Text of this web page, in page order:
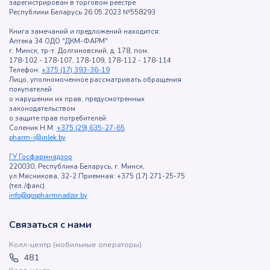
зарегистрирован в торговом реестре
Республики Беларусь 26.05.2023 №558293
Книга замечаний и предложений находится:
Аптека 34 ОДО "ДКМ-ФАРМ"
г. Минск, тр-т. Долгиновский, д. 178, пом.
178-102 - 178-107, 178-109, 178-112 - 178-114
Телефон: +375 (17) 393-36-19
Лицо, уполномоченное рассматривать обращения
покупателей
о нарушении их прав, предусмотренных
законодательством
о защите прав потребителей:
Соленик Н.М. +375 (29) 635-27-65
pharm-i@inlek.by
ГУ Госфармнадзор
220030, Республика Беларусь, г. Минск,
ул.Мясникова, 32-2 Приемная: +375 (17) 271-25-75
(тел./факс)
info@gospharmnadzor.by
Связаться с нами
Колл-центр (мобильные операторы)
481